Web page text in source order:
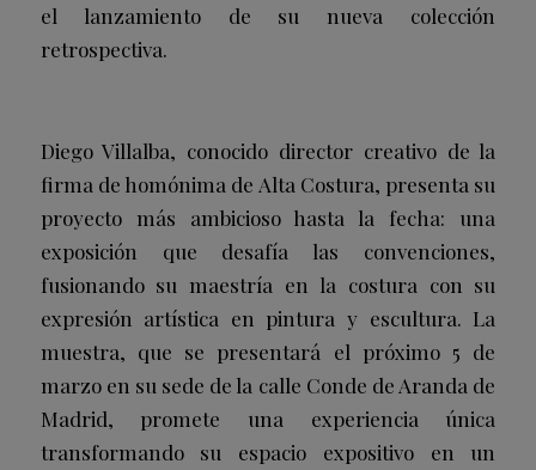
el lanzamiento de su nueva colección
retrospectiva.
Diego Villalba, conocido director creativo de la
firma de homónima de Alta Costura, presenta su
proyecto más ambicioso hasta la fecha: una
exposición que desafía las convenciones,
fusionando su maestría en la costura con su
expresión artística en pintura y escultura. La
muestra, que se presentará el próximo 5 de
marzo en su sede de la calle Conde de Aranda de
Madrid, promete una experiencia única
transformando su espacio expositivo en un